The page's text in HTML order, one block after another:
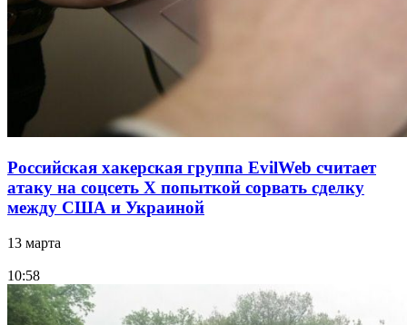
Российская хакерская группа EvilWeb считает
атаку на соцсеть Х попыткой сорвать сделку
между США и Украиной
13 марта
10:58